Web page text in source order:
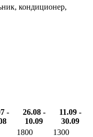
кондиционер,
-
26.08 -
10.09
11.09 -
30.09
1800 1300